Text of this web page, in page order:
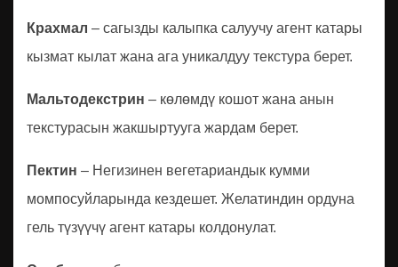
Крахмал – сагызды калыпка салуучу агент катары
кызмат кылат жана ага уникалдуу текстура берет.
Мальтодекстрин – көлөмдү кошот жана анын
текстурасын жакшыртууга жардам берет.
Пектин – Негизинен вегетариандык кумми
момпосуйларында кездешет. Желатиндин ордуна
гель түзүүчү агент катары колдонулат.